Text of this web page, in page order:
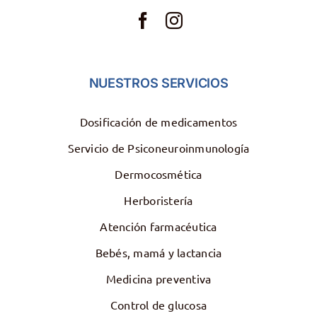
NUESTROS SERVICIOS
Dosificación de medicamentos
Servicio de Psiconeuroinmunología
Dermocosmética
Herboristería
Atención farmacéutica
Bebés, mamá y lactancia
Medicina preventiva
Control de glucosa